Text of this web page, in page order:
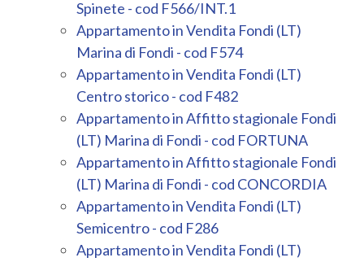
Spinete - cod F566/INT.1
Appartamento in Vendita Fondi (LT)
Marina di Fondi - cod F574
Appartamento in Vendita Fondi (LT)
Centro storico - cod F482
Appartamento in Affitto stagionale Fondi
(LT) Marina di Fondi - cod FORTUNA
Appartamento in Affitto stagionale Fondi
(LT) Marina di Fondi - cod CONCORDIA
Appartamento in Vendita Fondi (LT)
Semicentro - cod F286
Appartamento in Vendita Fondi (LT)